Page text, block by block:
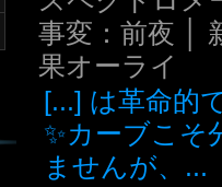
事変：前夜 │
果オーライ
[...] は革命的
✨カーブこそ
ませんが、...